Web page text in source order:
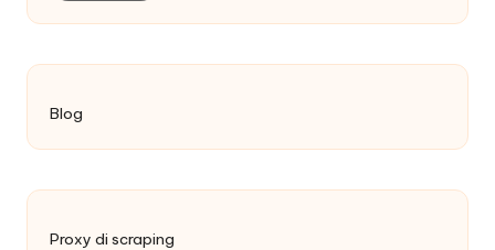
Blog
Proxy di scraping